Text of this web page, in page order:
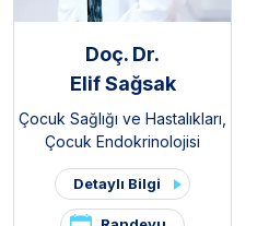
Doç. Dr.
Elif Sağsak
Çocuk Sağlığı ve Hastalıkları,
Çocuk Endokrinolojisi
Detaylı Bilgi